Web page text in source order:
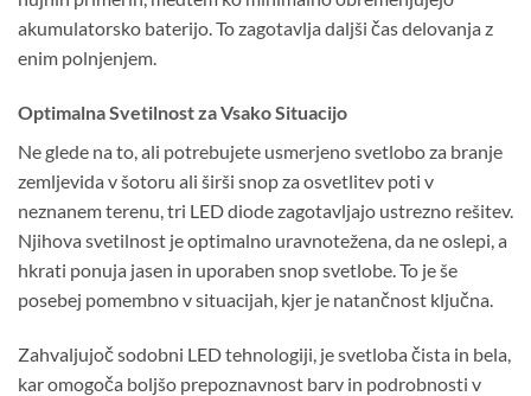
akumulatorsko baterijo. To zagotavlja daljši čas delovanja z
enim polnjenjem.
Optimalna Svetilnost za Vsako Situacijo
Ne glede na to, ali potrebujete usmerjeno svetlobo za branje
zemljevida v šotoru ali širši snop za osvetlitev poti v
neznanem terenu, tri LED diode zagotavljajo ustrezno rešitev.
Njihova svetilnost je optimalno uravnotežena, da ne oslepi, a
hkrati ponuja jasen in uporaben snop svetlobe. To je še
posebej pomembno v situacijah, kjer je natančnost ključna.
Zahvaljujoč sodobni LED tehnologiji, je svetloba čista in bela,
kar omogoča boljšo prepoznavnost barv in podrobnosti v